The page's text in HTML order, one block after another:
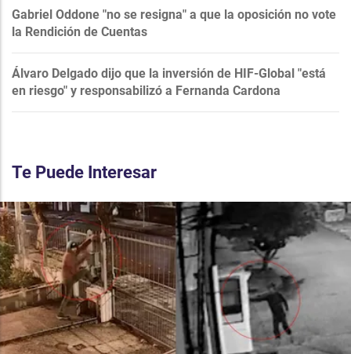
Gabriel Oddone "no se resigna" a que la oposición no vote
la Rendición de Cuentas
Álvaro Delgado dijo que la inversión de HIF-Global "está
en riesgo" y responsabilizó a Fernanda Cardona
Te Puede Interesar